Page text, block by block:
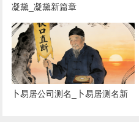
凝黛_凝黛新篇章
卜易居公司测名_卜易居测名新